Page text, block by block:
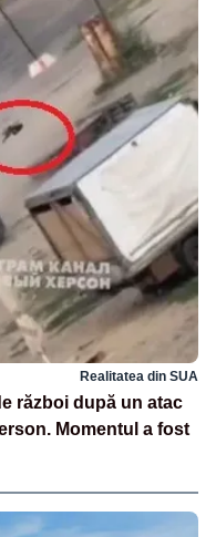
Realitatea din SUA
război după un atac
Momentul a fost